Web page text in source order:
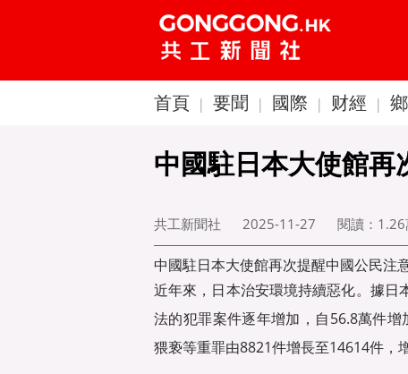
首頁 | 要聞 | 國際 | 财經 |
中國駐日本大使館
共工新聞社 2025-11-27 閱讀：
中國駐日本大使館再次提醒中國公民注
近年來，日本治安環境持續惡化。據日
法的犯罪案件逐年增加，自56.8萬件增
猥亵等重罪由8821件增長至14614件，